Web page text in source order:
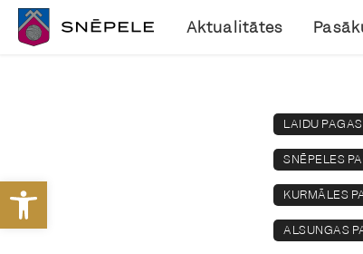
Open toolbar
Aktualitātes
LAIDU
SNĒPELES
KURMĀLES
ALSUNGAS